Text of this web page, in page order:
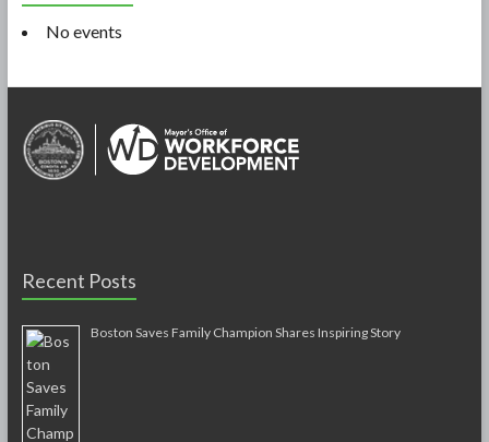
No events
Recent Posts
Boston Saves Family Champion Shares Inspiring Story